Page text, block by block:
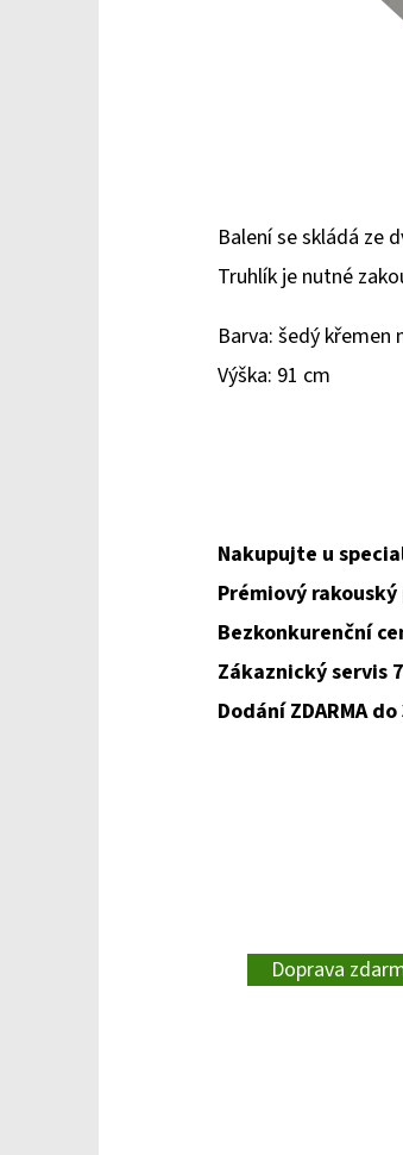
Balení se skládá ze
Truhlík je nutné
Barva: šedý křemen
Výška: 91 cm
Nakupujte u
Prémiový
Bezkonkurenční
Zákaznický servis
Dodání ZDARMA
Doprava